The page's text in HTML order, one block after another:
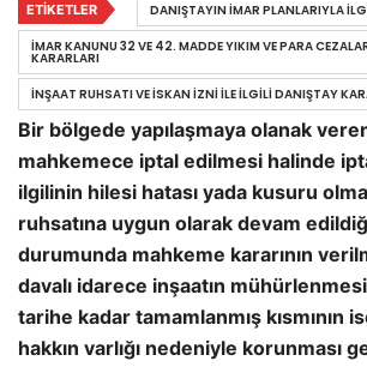
Bir bölgede yapılaşmaya olanak
mahkemece iptal edilmesi halinde
ilgilinin hilesi hatası yada kusuru
ruhsatına uygun olarak devam
durumunda mahkeme kararının
davalı idarece inşaatın
tarihe kadar tamamlanmış kısmının
hakkın varlığı nedeniyle korunması
ETIKETLER
DANIŞTAYIN İMAR PLANLARIYLA
İMAR KANUNU 32 VE 42. MADDE YIKIM VE PARA
KARARLARI
İNŞAAT RUHSATI VE İSKAN İZNI ILE İLGILI DANIŞTAY